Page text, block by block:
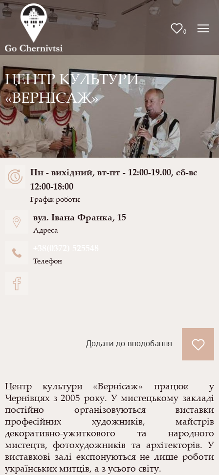
0
ЦЕНТР КУЛЬТУРИ
«ВЕРНІСАЖ»
Графік роботи
Пн - вихідний, вт-пт - 12:00-19.00, сб-вс
12:00-18:00
Адреса
вул. Івана Франка, 15
Телефон
Додати до вподобання
Центр культури «Вернісаж» працює у
Чернівцях з 2005 року. У мистецькому закладі
постійно організовуються виставки
професійних художників, майстрів
декоративно-ужиткового та народного
мистецтв, фотохудожників та архітекторів. У
виставкові залі експонуються не лише роботи
українських митців, а з усього світу.